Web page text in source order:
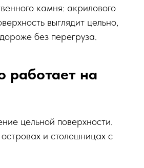
камня: акрилового
выглядит цельно,
без перегруза.
работает на
цельной поверхности.
и столешницах с